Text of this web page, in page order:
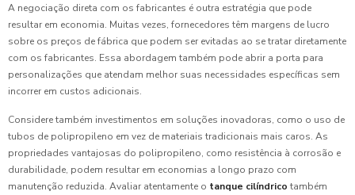
A negociação direta com os fabricantes é outra estratégia que pode
resultar em economia. Muitas vezes, fornecedores têm margens de lucro
sobre os preços de fábrica que podem ser evitadas ao se tratar diretamente
com os fabricantes. Essa abordagem também pode abrir a porta para
personalizações que atendam melhor suas necessidades específicas sem
incorrer em custos adicionais.
Considere também investimentos em soluções inovadoras, como o uso de
tubos de polipropileno em vez de materiais tradicionais mais caros. As
propriedades vantajosas do polipropileno, como resistência à corrosão e
durabilidade, podem resultar em economias a longo prazo com
manutenção reduzida. Avaliar atentamente o tanque cilíndrico também